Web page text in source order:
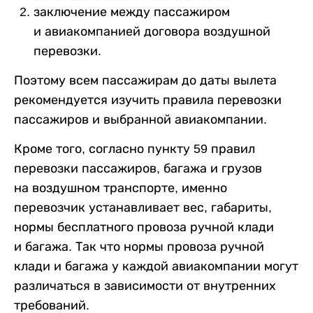
заключение между пассажиром
и авиакомпанией договора воздушной
перевозки.
Поэтому всем пассажирам до даты вылета
рекомендуется изучить правила перевозки
пассажиров и выбранной авиакомпании.
Кроме того, согласно пункту 59 правил
перевозки пассажиров, багажа и грузов
на воздушном транспорте, именно
перевозчик устанавливает вес, габариты,
нормы бесплатного провоза ручной клади
и багажа. Так что нормы провоза ручной
клади и багажа у каждой авиакомпании могут
различаться в зависимости от внутренних
требований.